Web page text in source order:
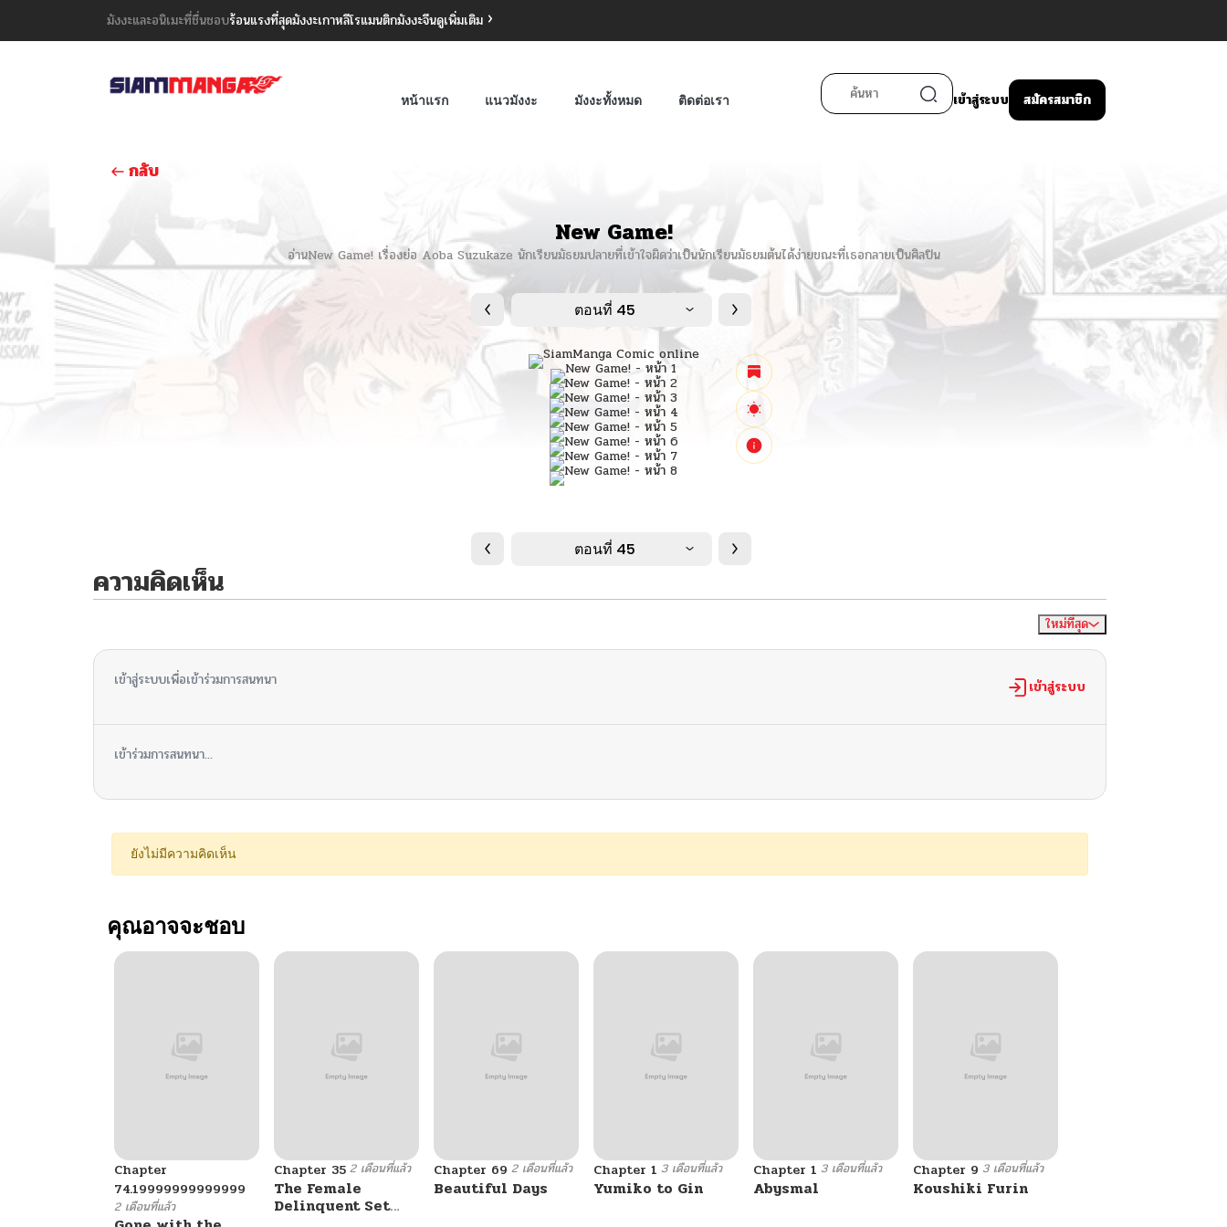
มังงะและอนิเมะที่ชื่นชอบร้อนแรงที่สุดมังงะเกาหลีโรแมนติกมังงะจีนดูเพิ่มเติม
หน้าแรก แนวมังงะ มังงะทั้งหมด ติดต่อเรา เข้าสู่ระบบ สมัครสมาชิก
กลับ
New Game!
อ่านNew Game! เรื่องย่อ Aoba Suzukaze นักเรียนมัธยมปลายที่เข้าใจผิดว่าเป็นนักเรียนมัธยมต้นได้ง่ายขณะที่เธอกลายเป็นศิลปิน
ตอนที่ 45
ตอนที่ 45
ความคิดเห็น
ใหม่ที่สุด
เข้าสู่ระบบเพื่อเข้าร่วมการสนทนา เข้าสู่ระบบ
เข้าร่วมการสนทนา...
ยังไม่มีความคิดเห็น
คุณอาจจะชอบ
Chapter
74.19999999999999
2 เดือนที่แล้ว
Chapter 35 2 เดือนที่แล้ว
The Female
Delinquent Set
Chapter 69 2 เดือนที่แล้ว
Beautiful Days
Chapter 1 3 เดือนที่แล้ว
Yumiko to Gin
Chapter 1 3 เดือนที่แล้ว
Abysmal
Chapter 9 3 เดือนที่แล้ว
Koushiki Furin